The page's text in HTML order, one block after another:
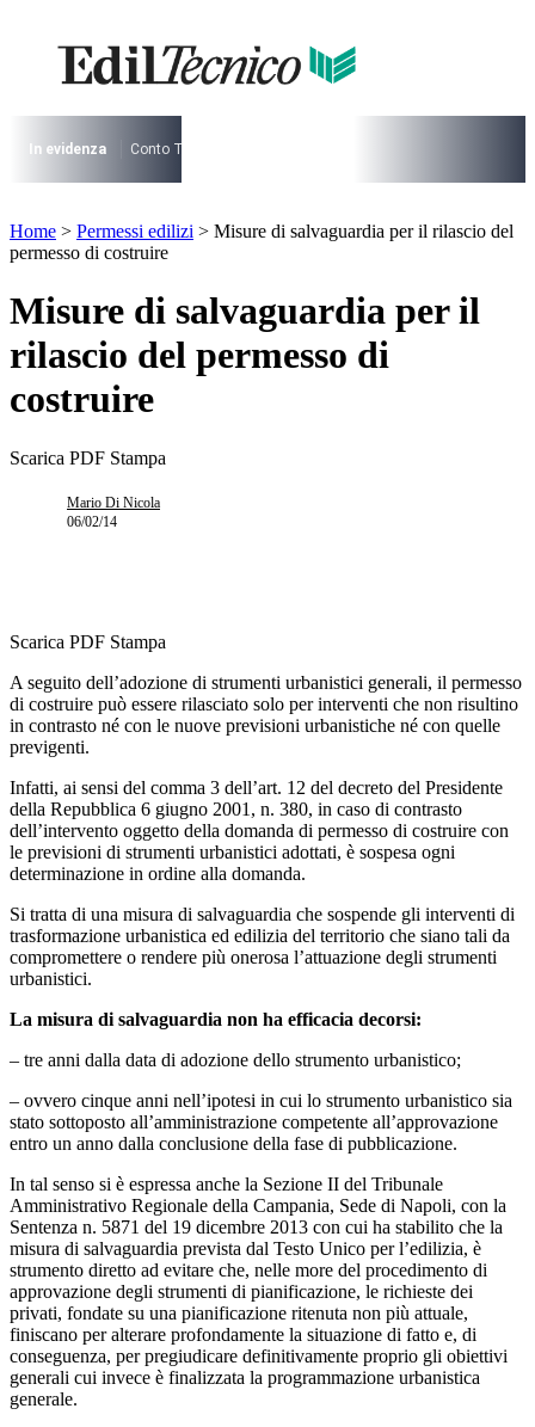
contenuto
I più cercati
Lorem ipsum dolor sit amet consectetur
Lorem ipsum dolor sit amet consectetur
In evidenza Conto Termico
I più cercati
Lorem ipsum dolor sit amet consectetur
Lorem ipsum dolor sit amet consectetur
Home > Permessi edilizi > Misure di salvaguardia per il rilascio del
permesso di costruire
Misure di salvaguardia per il
rilascio del permesso di
costruire
Scarica PDF Stampa
Mario Di Nicola
06/02/14
Scarica PDF Stampa
A seguito dell’adozione di strumenti urbanistici generali, il permesso
di costruire può essere rilasciato solo per interventi che non risultino
in contrasto né con le nuove previsioni urbanistiche né con quelle
previgenti.
Infatti, ai sensi del comma 3 dell’art. 12 del decreto del Presidente
della Repubblica 6 giugno 2001, n. 380, in caso di contrasto
dell’intervento oggetto della domanda di permesso di costruire con
le previsioni di strumenti urbanistici adottati, è sospesa ogni
determinazione in ordine alla domanda.
Si tratta di una misura di salvaguardia che sospende gli interventi di
trasformazione urbanistica ed edilizia del territorio che siano tali da
compromettere o rendere più onerosa l’attuazione degli strumenti
urbanistici.
La misura di salvaguardia non ha efficacia decorsi:
– tre anni dalla data di adozione dello strumento urbanistico;
– ovvero cinque anni nell’ipotesi in cui lo strumento urbanistico sia
stato sottoposto all’amministrazione competente all’approvazione
entro un anno dalla conclusione della fase di pubblicazione.
In tal senso si è espressa anche la Sezione II del Tribunale
Amministrativo Regionale della Campania, Sede di Napoli, con la
Sentenza n. 5871 del 19 dicembre 2013 con cui ha stabilito che la
misura di salvaguardia prevista dal Testo Unico per l’edilizia, è
strumento diretto ad evitare che, nelle more del procedimento di
approvazione degli strumenti di pianificazione, le richieste dei
privati, fondate su una pianificazione ritenuta non più attuale,
finiscano per alterare profondamente la situazione di fatto e, di
conseguenza, per pregiudicare definitivamente proprio gli obiettivi
generali cui invece è finalizzata la programmazione urbanistica
generale.